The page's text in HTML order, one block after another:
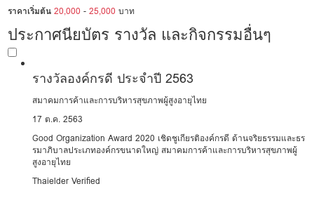
ราคาเริ่มต้น 20,000 -25,000 บาท
ประกาศนียบัตร รางวัล และกิจกรรมอื่นๆ
รางวัลองค์กรดี ประจำปี 2563
สมาคมการค้าและการบริหารสุขภาพผู้สูงอายุไทย
17 ต.ค. 2563
Good Organization Award 2020 เชิดชูเกียรติองค์กรดี ด้านจริยธรรมและธร
รมาภิบาลประเภทองค์กรขนาดใหญ่ สมาคมการค้าและการบริหารสุขภาพผู้
สูงอายุไทย
Thaielder Verified